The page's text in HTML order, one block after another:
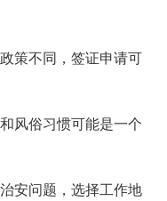
策不同，签证申请可
风俗习惯可能是一个
安问题，选择工作地